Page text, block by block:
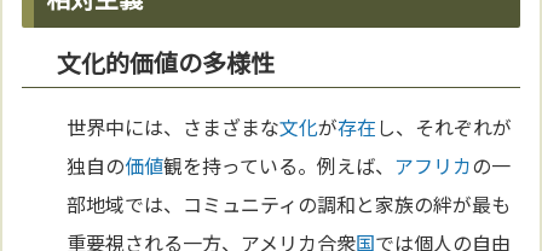
文化的価値の多様性
世界中には、さまざまな文化が存在し、それぞれが
独自の価値観を持っている。例えば、 アフリカの一
部地域では、コミュニティの調和と家族の絆が最も
重要視される一方、アメリカ合衆国では個人の自由